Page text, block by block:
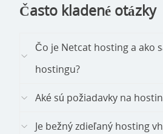
Často kladené otázky
Čo je Netcat hosting a ako
hostingu?
Aké sú požiadavky na
Je bežný zdieľaný hosting